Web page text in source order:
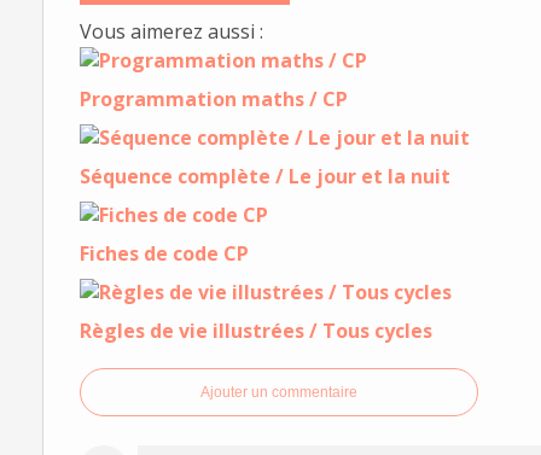
Vous aimerez aussi :
Programmation maths / CP
Séquence complète / Le jour et la nuit
Fiches de code CP
Règles de vie illustrées / Tous cycles
Ajouter un commentaire